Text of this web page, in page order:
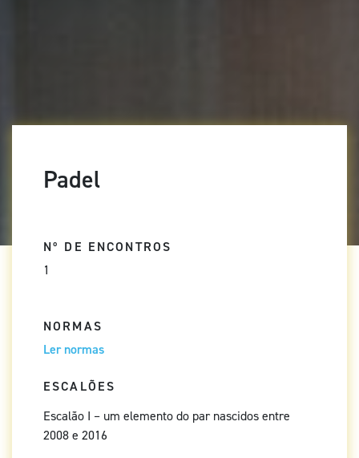
Padel
Nº DE ENCONTROS
1
NORMAS
Ler normas
ESCALÕES
Escalão I – um elemento do par nascidos entre
2008 e 2016